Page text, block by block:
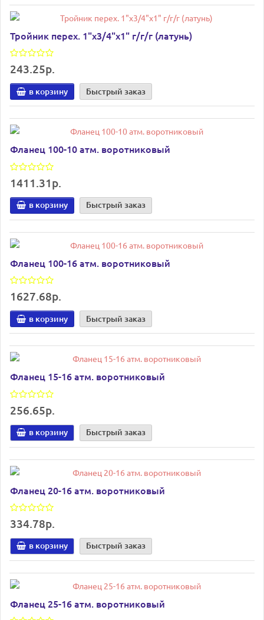
Тройник перех. 1"х3/4"х1" г/г/г (латунь)
243.25р.
в корзину Быстрый заказ
Фланец 100-10 атм. воротниковый
1411.31р.
в корзину Быстрый заказ
Фланец 100-16 атм. воротниковый
1627.68р.
в корзину Быстрый заказ
Фланец 15-16 атм. воротниковый
256.65р.
в корзину Быстрый заказ
Фланец 20-16 атм. воротниковый
334.78р.
в корзину Быстрый заказ
Фланец 25-16 атм. воротниковый